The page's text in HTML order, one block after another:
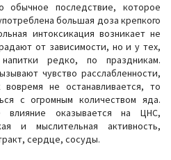
последствие, которое
большая доза крепкого
интоксикация возникает не
от зависимости, но и у тех,
редко, по праздникам.
чувство расслабленности,
не останавливается, то
с огромным количеством яда.
влияние оказывается на ЦНС,
и мыслительная активность,
сердце, сосуды.